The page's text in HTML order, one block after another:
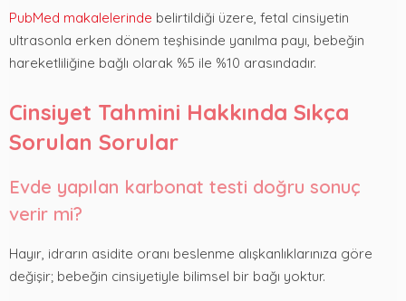
PubMed makalelerinde belirtildiği üzere, fetal cinsiyetin
ultrasonla erken dönem teşhisinde yanılma payı, bebeğin
hareketliliğine bağlı olarak %5 ile %10 arasındadır.
Cinsiyet Tahmini Hakkında Sıkça
Sorulan Sorular
Evde yapılan karbonat testi doğru sonuç
verir mi?
Hayır, idrarın asidite oranı beslenme alışkanlıklarınıza göre
değişir; bebeğin cinsiyetiyle bilimsel bir bağı yoktur.